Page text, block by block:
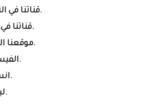
قناتنا في.
قناتنا.
موقعنا.
.
.
.